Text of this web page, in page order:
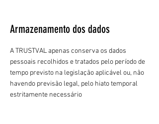
Armazenamento dos dados
A TRUSTVAL apenas conserva os dados
pessoais recolhidos e tratados pelo período de
tempo previsto na legislação aplicável ou, não
havendo previsão legal, pelo hiato temporal
estritamente necessário